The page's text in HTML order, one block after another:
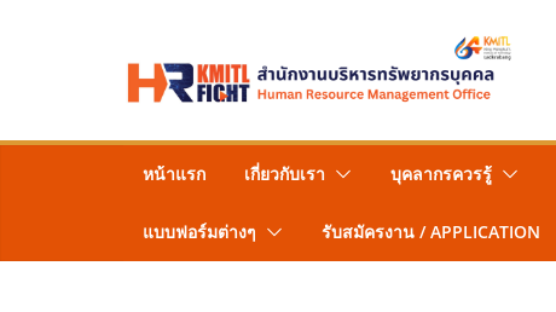
หน้าแรก เกี่ยวกับเรา บุคลากรควรรู้
แบบฟอร์มต่างๆ รับสมัครงาน / APPLICATION